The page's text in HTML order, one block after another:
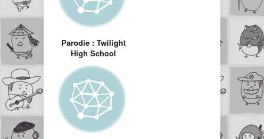
Parodie : Twilight
High School
Musical